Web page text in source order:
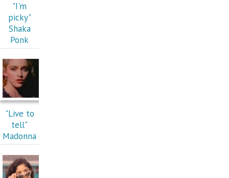
"I'm
picky"
Shaka
Ponk
"Live to
tell"
Madonna